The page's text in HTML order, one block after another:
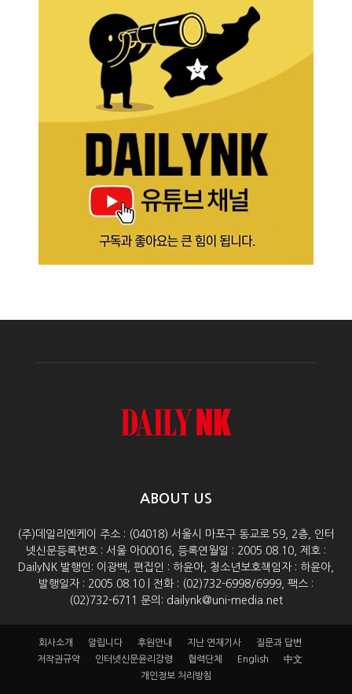
ABOUT US
(주)데일리엔케이 주소 : (04018) 서울시 마포구 동교로 59, 2층, 인터
넷신문등록번호 : 서울 아00016, 등록연월일 : 2005.08.10, 제호 :
DailyNK 발행인: 이광백, 편집인 : 하윤아, 청소년보호책임자 : 하윤아,
발행일자 : 2005.08.10 | 전화 : (02)732-6998/6999, 팩스 :
(02)732-6711 문의: dailynk@uni-media.net
회사소개 알립니다 후원안내 지난 연재기사
질문과 답변
저작권규약
인터넷신문윤리강령 협력단체 English
中文
개인정보 처리방침